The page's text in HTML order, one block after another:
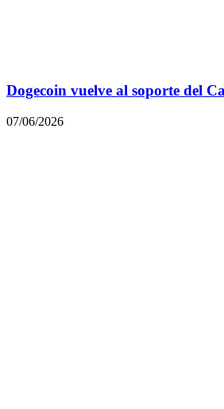
Dogecoin vuelve al soporte del
07/06/2026